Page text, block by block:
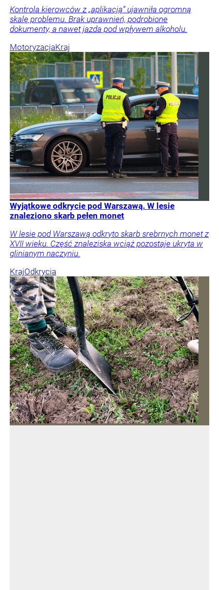
Kontrola kierowców z „aplikacją” ujawniła ogromną
skalę problemu. Brak uprawnień, podrobione
dokumenty, a nawet jazda pod wpływem alkoholu.
MotoryzacjaKraj
Wyjątkowe odkrycie pod Warszawą. W lesie
znaleziono skarb pełen monet
W lesie pod Warszawą odkryto skarb srebrnych monet z
XVII wieku. Część znaleziska wciąż pozostaje ukryta w
glinianym naczyniu.
KrajOdkrycia